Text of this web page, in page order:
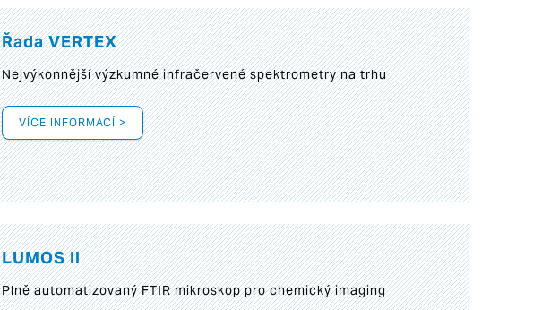
Řada VERTEX
Nejvýkonnější výzkumné infračervené spektrometry na trhu
VÍCE INFORMACÍ >
LUMOS II
Plně automatizovaný FTIR mikroskop pro chemický imaging